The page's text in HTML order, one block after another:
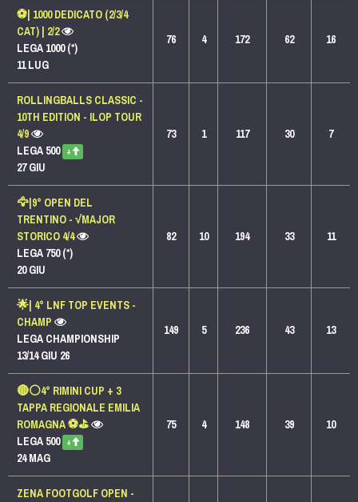
⚽| 1000 DEDICATO (2/3/4
CAT) | 2/2
LEGA 1000 (*)
11 LUG
76 4 172 62 16
ROLLINGBALLS CLASSIC -
10TH EDITION - ILOP TOUR
4/9
LEGA 500 +
27 GIU
73 1 117 30 7
🦅|9° OPEN DEL
TRENTINO - √MAJOR
STORICO 4/4
LEGA 750 (*)
20 GIU
82 10 194 33 11
🌟| 4° LNF TOP EVENTS -
CHAMP
LEGA CHAMPIONSHIP
13/14 GIU 26
149 5 236 43 13
🔴⚪️4° RIMINI CUP + 3
TAPPA REGIONALE EMILIA
ROMAGNA ⚽️⛳️
LEGA 500 +
24 MAG
75 4 148 39 10
ZENA FOOTGOLF OPEN -